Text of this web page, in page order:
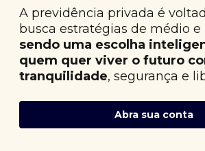
A previdência privada é
busca estratégias de médio e
sendo uma escolha
quem quer viver o futuro
tranquilidade, segurança e
Abra sua conta